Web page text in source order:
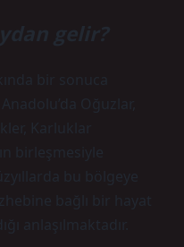
gelir?
bir sonuca
Oğuzlar,
Karluklar
birleşmesiyle
bu bölgeye
bağlı bir hayat
anlaşılmaktadır.